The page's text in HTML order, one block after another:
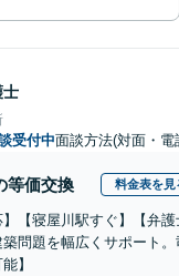
士
受付中面談方法(対面・
等価交換 料金表を見
】【寝屋川駅すぐ】【弁
問題を幅広くサポート
】